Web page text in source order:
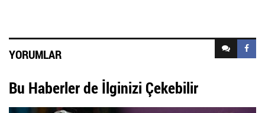
YORUMLAR
Bu Haberler de İlginizi Çekebilir